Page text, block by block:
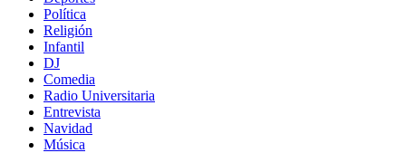
Política
Religión
Infantil
DJ
Comedia
Radio Universitaria
Entrevista
Navidad
Música